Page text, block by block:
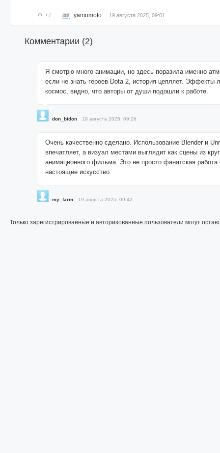
+7 yamomoto 19 августа 2025, 09:01
Комментарии (2)
Я смотрю много анимации, но здесь поразила именно
если не знать героев Dota 2, история цепляет. Эффекты
космос, видно, что авторы от души подошли к работе.
don_bidon 19 августа 2025, 09:26
Очень качественно сделано. Использование Blender и
впечатляет, а визуал местами выглядит как сцены из
анимационного фильма. Это не просто фанатская
настоящее искусство.
my_farm 19 августа 2025, 09:42
Только зарегистрированные и авторизованные пользователи могут